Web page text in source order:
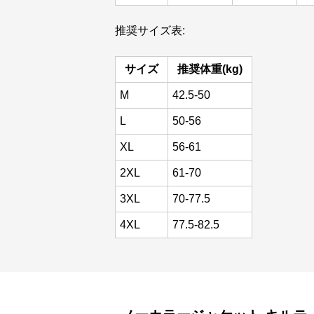
推奨サイズ表:
サイズ 推奨体重(kg)
M 42.5-50
L 50-56
XL 56-61
2XL 61-70
3XL 70-77.5
4XL 77.5-82.5